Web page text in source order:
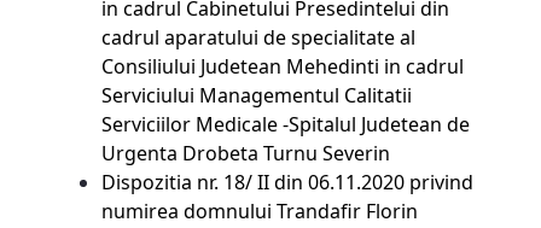
in cadrul Cabinetului Presedintelui din
cadrul aparatului de specialitate al
Consiliului Judetean Mehedinti in cadrul
Serviciului Managementul Calitatii
Serviciilor Medicale -Spitalul Judetean de
Urgenta Drobeta Turnu Severin
Dispozitia nr. 18/ II din 06.11.2020 privind
numirea domnului Trandafir Florin